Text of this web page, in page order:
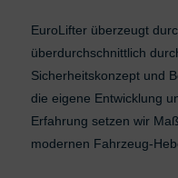
EuroLifter überzeugt
überdurchschnittlich
Sicherheitskonzept und
die eigene Entwicklung
Erfahrung setzen wir
modernen Fahrzeug-